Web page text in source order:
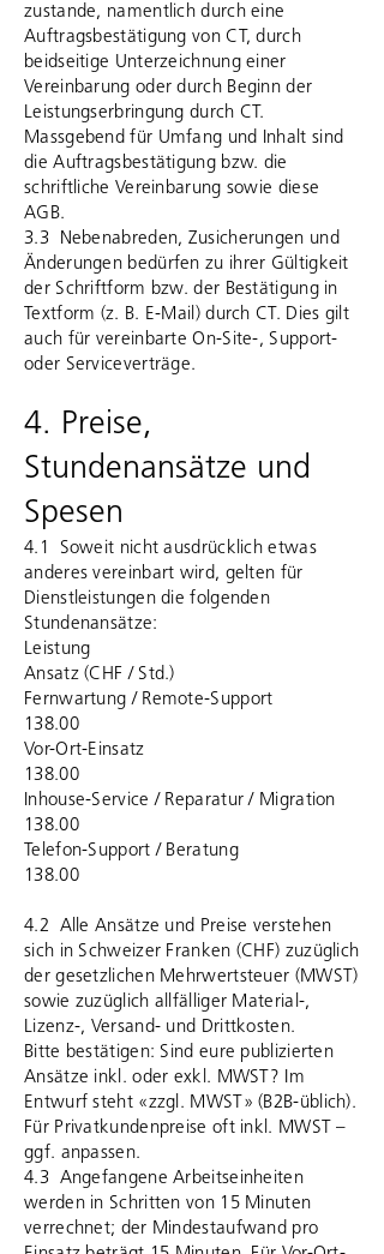
zustande, namentlich durch eine
Auftragsbestätigung von CT, durch
beidseitige Unterzeichnung einer
Vereinbarung oder durch Beginn der
Leistungserbringung durch CT.
Massgebend für Umfang und Inhalt sind
die Auftragsbestätigung bzw. die
schriftliche Vereinbarung sowie diese
AGB.
3.3 Nebenabreden, Zusicherungen und
Änderungen bedürfen zu ihrer Gültigkeit
der Schriftform bzw. der Bestätigung in
Textform (z. B. E-Mail) durch CT. Dies gilt
auch für vereinbarte On-Site-, Support-
oder Serviceverträge.
4. Preise,
Stundenansätze und
Spesen
4.1 Soweit nicht ausdrücklich etwas
anderes vereinbart wird, gelten für
Dienstleistungen die folgenden
Stundenansätze:
Leistung
Ansatz (CHF / Std.)
Fernwartung / Remote-Support
138.00
Vor-Ort-Einsatz
138.00
Inhouse-Service / Reparatur / Migration
138.00
Telefon-Support / Beratung
138.00
4.2 Alle Ansätze und Preise verstehen
sich in Schweizer Franken (CHF) zuzüglich
der gesetzlichen Mehrwertsteuer (MWST)
sowie zuzüglich allfälliger Material-,
Lizenz-, Versand- und Drittkosten.
Bitte bestätigen: Sind eure publizierten
Ansätze inkl. oder exkl. MWST? Im
Entwurf steht «zzgl. MWST» (B2B-üblich).
Für Privatkundenpreise oft inkl. MWST –
ggf. anpassen.
4.3 Angefangene Arbeitseinheiten
werden in Schritten von 15 Minuten
verrechnet; der Mindestaufwand pro